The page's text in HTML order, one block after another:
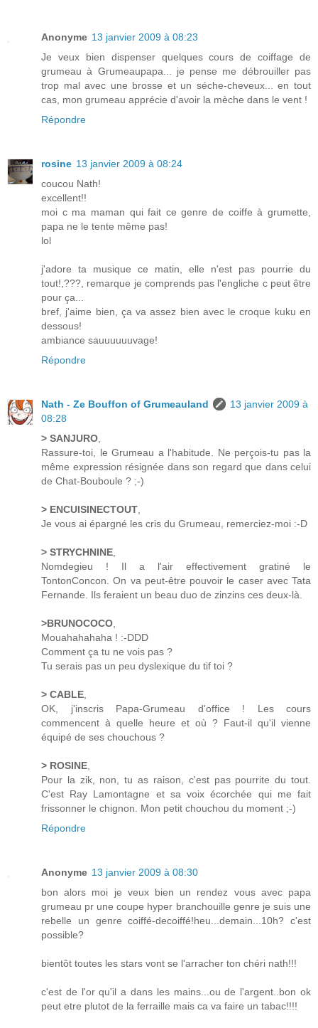
Anonyme 13 janvier 2009 à 08:23
Je veux bien dispenser quelques cours de coiffage de
grumeau à Grumeaupapa... je pense me débrouiller pas
trop mal avec une brosse et un séche-cheveux... en tout
cas, mon grumeau apprécie d'avoir la mèche dans le vent !
Répondre
rosine 13 janvier 2009 à 08:24
coucou Nath!
excellent!!
moi c ma maman qui fait ce genre de coiffe à grumette,
papa ne le tente même pas!
lol
j'adore ta musique ce matin, elle n'est pas pourrie du
tout!,???, remarque je comprends pas l'engliche c peut être
pour ça...
bref, j'aime bien, ça va assez bien avec le croque kuku en
dessous!
ambiance sauuuuuuvage!
Répondre
Nath - Ze Bouffon of Grumeauland
13 janvier 2009 à
08:28
> SANJURO,
Rassure-toi, le Grumeau a l'habitude. Ne perçois-tu pas la
même expression résignée dans son regard que dans celui
de Chat-Bouboule ? ;-)
> ENCUISINECTOUT,
Je vous ai épargné les cris du Grumeau, remerciez-moi :-D
> STRYCHNINE,
Nomdegieu ! Il a l'air effectivement gratiné le
TontonConcon. On va peut-être pouvoir le caser avec Tata
Fernande. Ils feraient un beau duo de zinzins ces deux-là.
>BRUNOCOCO,
Mouahahahaha ! :-DDD
Comment ça tu ne vois pas ?
Tu serais pas un peu dyslexique du tif toi ?
> CABLE,
OK, j'inscris Papa-Grumeau d'office ! Les cours
commencent à quelle heure et où ? Faut-il qu'il vienne
équipé de ses chouchous ?
> ROSINE,
Pour la zik, non, tu as raison, c'est pas pourrite du tout.
C'est Ray Lamontagne et sa voix écorchée qui me fait
frissonner le chignon. Mon petit chouchou du moment ;-)
Répondre
Anonyme 13 janvier 2009 à 08:30
bon alors moi je veux bien un rendez vous avec papa
grumeau pr une coupe hyper branchouille genre je suis une
rebelle un genre coiffé-decoiffé!heu...demain...10h? c'est
possible?
bientôt toutes les stars vont se l'arracher ton chéri nath!!!
c'est de l'or qu'il a dans les mains...ou de l'argent..bon ok
peut etre plutot de la ferraille mais ca va faire un tabac!!!!